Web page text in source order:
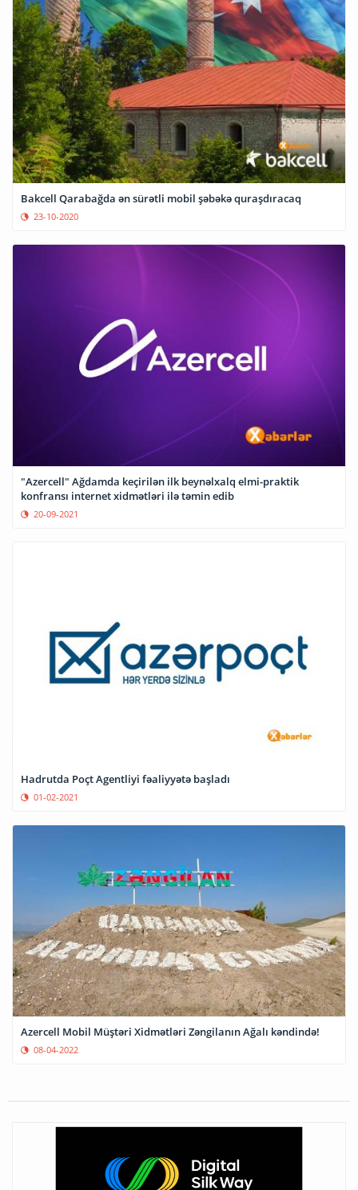
Bakcell Qarabağda ən sürətli mobil şəbəkə quraşdıracaq
23-10-2020
"Azercell" Ağdamda keçirilən ilk beynəlxalq elmi-praktik
konfransı internet xidmətləri ilə təmin edib
20-09-2021
Hadrutda Poçt Agentliyi fəaliyyətə başladı
01-02-2021
Azercell Mobil Müştəri Xidmətləri Zəngilanın Ağalı kəndində!
08-04-2022